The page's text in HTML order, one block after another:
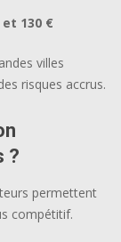
et 130 €
villes
risques accrus.
?
permettent
compétitif.